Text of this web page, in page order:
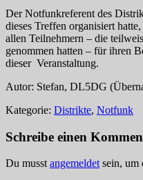
Der Notfunkreferent des
dieses Treffen organisiert
allen Teilnehmern – die
genommen hatten – für ihren
dieser Veranstaltung.
Autor: Stefan, DL5DG
Kategorie: Distrikte, Notfunk
Schreibe einen
Du musst angemeldet sein, um